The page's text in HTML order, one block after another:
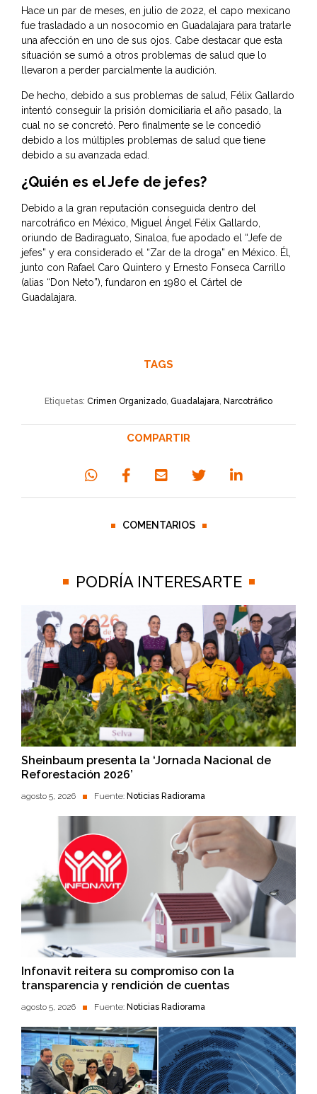
Hace un par de meses, en julio de 2022, el capo mexicano
fue trasladado a un nosocomio en Guadalajara para tratarle
una afección en uno de sus ojos. Cabe destacar que esta
situación se sumó a otros problemas de salud que lo
llevaron a perder parcialmente la audición.
De hecho, debido a sus problemas de salud, Félix Gallardo
intentó conseguir la prisión domiciliaria el año pasado, la
cual no se concretó. Pero finalmente se le concedió
debido a los múltiples problemas de salud que tiene
debido a su avanzada edad.
¿Quién es el Jefe de jefes?
Debido a la gran reputación conseguida dentro del
narcotráfico en México, Miguel Ángel Félix Gallardo,
oriundo de Badiraguato, Sinaloa, fue apodado el “Jefe de
jefes” y era considerado el “Zar de la droga” en México. Él,
junto con Rafael Caro Quintero y Ernesto Fonseca Carrillo
(alias “Don Neto”), fundaron en 1980 el Cártel de
Guadalajara.
TAGS
Etiquetas: Crimen Organizado, Guadalajara, Narcotráfico
COMPARTIR
COMENTARIOS
PODRÍA INTERESARTE
Sheinbaum presenta la ‘Jornada Nacional de
Reforestación 2026’
agosto 5, 2026 Fuente: Noticias Radiorama
Infonavit reitera su compromiso con la
transparencia y rendición de cuentas
agosto 5, 2026 Fuente: Noticias Radiorama